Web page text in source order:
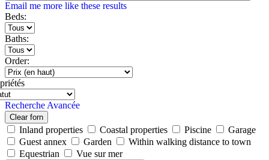
Email me more like these results
Beds:
Baths:
Order:
Recherche Avancée
Clear forn
Inland properties Coastal properties Piscine
Garage
Guest annex
Garden
Within walking distance to town
Equestrian
Vue sur mer